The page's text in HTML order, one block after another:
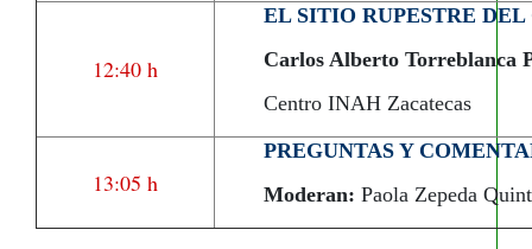
12:40 h
EL SITIO RUPESTRE
Carlos Alberto Torreblanca
Centro INAH Zacatecas
13:05 h
PREGUNTAS Y
Moderan: Paola Zepeda